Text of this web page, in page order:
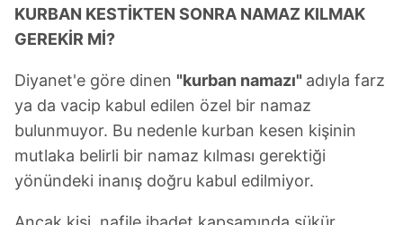
KURBAN KESTİKTEN SONRA NAMAZ KILMAK
GEREKİR Mİ?
Diyanet'e göre dinen "kurban namazı" adıyla farz
ya da vacip kabul edilen özel bir namaz
bulunmuyor. Bu nedenle kurban kesen kişinin
mutlaka belirli bir namaz kılması gerektiği
yönündeki inanış doğru kabul edilmiyor.